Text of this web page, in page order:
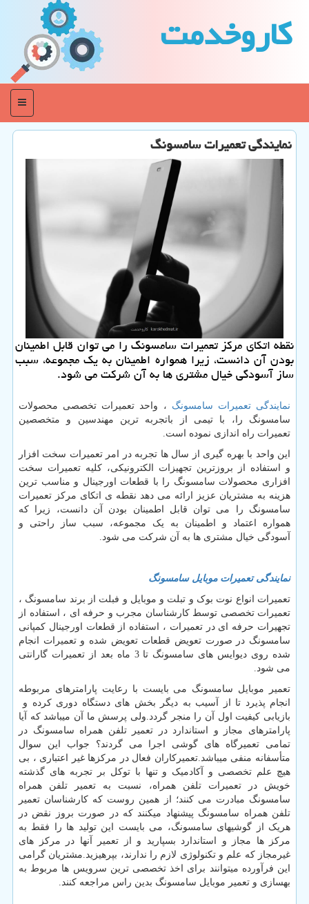
كاروخدمت
منو
نمایندگی تعمیرات سامسونگ
نقطه اتكای مركز تعمیرات سامسونگ را می توان قابل اطمینان
بودن آن دانست، زیرا همواره اطمینان به یك مجموعه، سبب
ساز آسودگی خیال مشتری ها به آن شركت می شود.
نمایندگی تعمیرات سامسونگ ، واحد تعمیرات تخصصی محصولات
سامسونگ را، با تیمی از باتجربه ترین مهندسین و متخصصین
تعمیرات راه اندازی نموده است.
این واحد با بهره گیری از سال ها تجربه در امر تعمیرات سخت افزار
و استفاده از بروزترین تجهیزات الکترونیکی، کلیه تعمیرات سخت
افزاری محصولات سامسونگ را با قطعات اورجینال و مناسب ترین
هزینه به مشتریان عزیز ارائه می دهد نقطه ی اتکای مرکز تعمیرات
سامسونگ را می توان قابل اطمینان بودن آن دانست، زیرا که
همواره اعتماد و اطمینان به یک مجموعه، سبب ساز راحتی و
آسودگی خیال مشتری ها به آن شرکت می شود.
نمایندگی تعمیرات موبایل سامسونگ
تعمیرات انواع نوت بوک و تبلت و موبایل و فبلت از برند سامسونگ ،
تعمیرات تخصصی توسط کارشناسان مجرب و حرفه ای ، استفاده از
تجهیرات حرفه ای در تعمیرات ، استفاده از قطعات اورجینال کمپانی
سامسونگ در صورت تعویض قطعات تعویض شده و تعمیرات انجام
شده روی دیوایس های سامسونگ تا 3 ماه بعد از تعمیرات گارانتی
می شود.
تعمیر موبایل سامسونگ می بایست با رعایت پارامترهای مربوطه
انجام پذیرد تا از آسیب به دیگر بخش های دستگاه دوری کرده و
بازیابی کیفیت اول آن را منجر گردد.ولی پرسش ما آن میباشد که آیا
پارامترهای مجاز و استاندارد در تعمیر تلفن همراه سامسونگ در
تمامی تعمیرگاه های گوشی اجرا می گردند؟ جواب این سوال
متأسفانه منفی میباشد.تعمیرکاران فعال در مرکزها غیر اعتباری ، بی
هیچ علم تخصصی و آکادمیک و تنها با توکل بر تجربه های گذشته
خویش در تعمیرات تلفن همراه، نسبت به تعمیر تلفن همراه
سامسونگ مبادرت می کنند؛ از همین روست که کارشناسان تعمیر
تلفن همراه سامسونگ پیشنهاد میکنند که در صورت بروز نقض در
هریک از گوشیهای سامسونگ، می بایست این تولید ها را فقط به
مرکز ها مجاز و استاندارد بسپارید و از تعمیر آنها در مرکز های
غیرمجاز که علم و تکنولوژی لازم را ندارند، بپرهیزید.مشتریان گرامی
این فرآورده میتوانند برای اخذ تخصصی ترین سرویس ها مربوط به
بهسازی و تعمیر موبایل سامسونگ بدین راس مراجعه کنند.